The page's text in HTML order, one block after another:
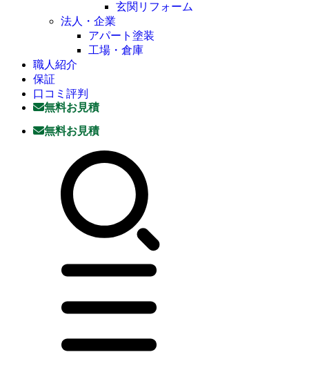
玄関リフォーム
法人・企業
アパート塗装
工場・倉庫
職人紹介
保証
口コミ評判
無料お見積
無料お見積